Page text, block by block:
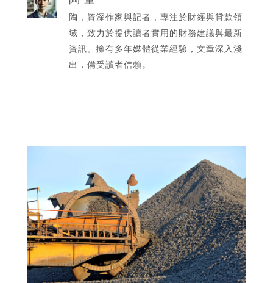
陶，資深作家與記者，專注於財經與貸款領
域，致力於提供讀者實用的財務建議與最新
資訊。擁有多年媒體從業經驗，文章深入淺
出，備受讀者信賴。